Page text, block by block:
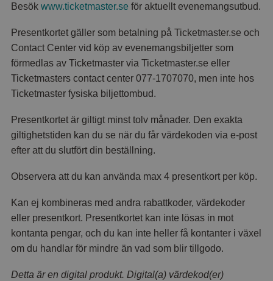
Besökwww.ticketmaster.se för aktuellt evenemangsutbud.
Presentkortet gäller som betalning på Ticketmaster.se och
Contact Center vid köp av evenemangsbiljetter som
förmedlas av Ticketmaster via Ticketmaster.se eller
Ticketmasters contact center 077-1707070, men inte hos
Ticketmaster fysiska biljettombud.
Presentkortet är giltigt minst tolv månader. Den exakta
giltighetstiden kan du se när du får värdekoden via e-post
efter att du slutfört din beställning.
Observera att du kan använda max 4 presentkort per köp.
Kan ej kombineras med andra rabattkoder, värdekoder
eller presentkort. Presentkortet kan inte lösas in mot
kontanta pengar, och du kan inte heller få kontanter i växel
om du handlar för mindre än vad som blir tillgodo.
Detta är en digital produkt. Digital(a) värdekod(er)